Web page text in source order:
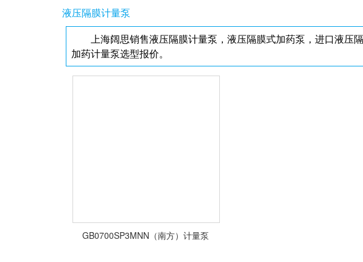
<查看详情> <查看详情>
液压隔膜计量泵
上海阔思销售液压隔膜计量泵，液压隔膜式加药泵，进口液压
加药计量泵选型报价。
GB0700SP3MNN（南方）计量泵